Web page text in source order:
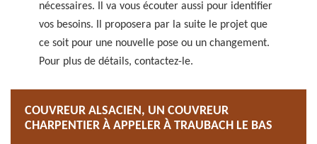
nécessaires. Il va vous écouter aussi pour identifier
vos besoins. Il proposera par la suite le projet que
ce soit pour une nouvelle pose ou un changement.
Pour plus de détails, contactez-le.
COUVREUR ALSACIEN, UN COUVREUR
CHARPENTIER À APPELER À TRAUBACH LE BAS